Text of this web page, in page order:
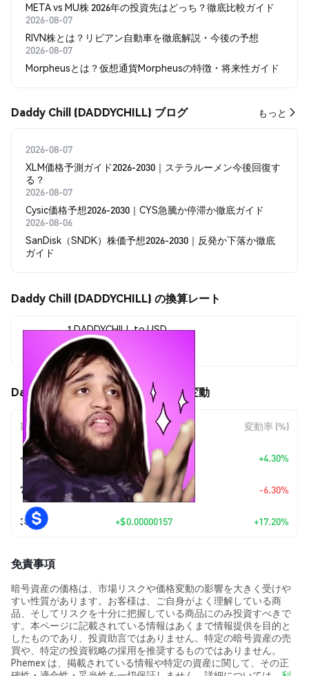
META vs MU株 2026年の投資先はどっち？徹底比較ガイド
2026-08-07
RIVN株とは？リビアン自動車を徹底解説・今後の予想
2026-08-07
Morpheusとは？仮想通貨Morpheusの特徴・将来性ガイド
Daddy Chill (DADDYCHILL) ブログ もっと
2026-08-07
XLM価格予測ガイド2026-2030｜ステラルーメン今後回復す
る？
2026-08-07
Cysic価格予想2026-2030｜CYS急騰か停滞か徹底ガイド
2026-08-06
SanDisk（SNDK）株価予想2026-2030｜反発か下落か徹底
ガイド
Daddy Chill (DADDYCHILL) の換算レート
1 DADDYCHILL to USD
$0.00001071
Daddy Chill (DADDYCHILL) の価格変動
期間 金額変動 変動率 (%)
今日 $0.00000044 +4.30%
7日 $-0.00000072 -6.30%
30日 +$0.00000157 +17.20%
免責事項
暗号資産の価格は、市場リスクや価格変動の影響を大きく受けや
すい性質があります。お客様は、ご自身がよく理解している商
品、そしてリスクを十分に把握している商品にのみ投資すべきで
す。本ページに記載されている情報はあくまで情報提供を目的と
したものであり、投資助言ではありません。特定の暗号資産の売
買や、特定の投資戦略の採用を推奨するものではありません。
Phemex は、掲載されている情報や特定の資産に関して、その正